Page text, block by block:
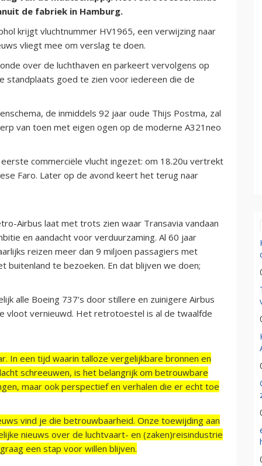
de fabriek in Hamburg.
krijgt vluchtnummer HV1965, een verwijzing naar
vliegt mee om verslag te doen.
over de luchthaven en parkeert vervolgens op
standplaats goed te zien voor iedereen die de
de inmiddels 92 jaar oude Thijs Postma, zal
van toen met eigen ogen op de moderne A321neo
commerciële vlucht ingezet: om 18.20u vertrekt
Faro. Later op de avond keert het terug naar
Airbus laat met trots zien waar Transavia vandaan
en aandacht voor verduurzaming. Al 60 jaar
reizen meer dan 9 miljoen passagiers met
buitenland te bezoeken. En dat blijven we doen;
alle Boeing 737’s door stillere en zuinigere Airbus
vloot vernieuwd. Het retrotoestel is al de twaalfde
In een tijd waarin talloze vergelijkbare bronnen en
schreeuwen, is het belangrijk om betrouwbare
maar ook perspectief en verhalen die er echt toe
vind je die betrouwbaarheid. Onze toewijding aan
nieuws over de luchtvaart- en (zaken)reisindustrie
een stap voor willen blijven.